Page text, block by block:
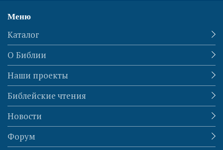
Меню
Каталог
О Библии
Наши проекты
Библейские чтения
Новости
Форум